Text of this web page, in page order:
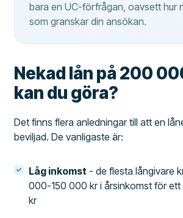
bara en UC-förfrågan, oavsett hur
som granskar din ansökan.
Nekad lån på 200
kan du göra?
Det finns flera anledningar till att en
beviljad. De vanligaste är:
Låg inkomst - de flesta långivare
000-150 000 kr i årsinkomst för
kr